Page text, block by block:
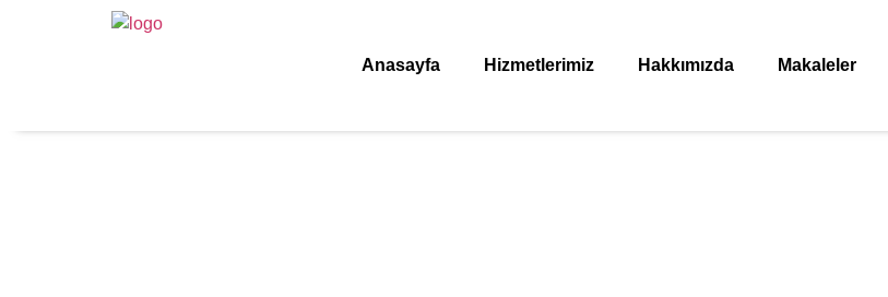
Anasayfa Hizmetlerimiz Hakkımızda Makaleler